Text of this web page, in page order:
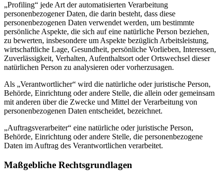
„Profiling“ jede Art der automatisierten Verarbeitung
personenbezogener Daten, die darin besteht, dass diese
personenbezogenen Daten verwendet werden, um bestimmte
persönliche Aspekte, die sich auf eine natürliche Person beziehen,
zu bewerten, insbesondere um Aspekte bezüglich Arbeitsleistung,
wirtschaftliche Lage, Gesundheit, persönliche Vorlieben, Interessen,
Zuverlässigkeit, Verhalten, Aufenthaltsort oder Ortswechsel dieser
natürlichen Person zu analysieren oder vorherzusagen.
Als „Verantwortlicher“ wird die natürliche oder juristische Person,
Behörde, Einrichtung oder andere Stelle, die allein oder gemeinsam
mit anderen über die Zwecke und Mittel der Verarbeitung von
personenbezogenen Daten entscheidet, bezeichnet.
„Auftragsverarbeiter“ eine natürliche oder juristische Person,
Behörde, Einrichtung oder andere Stelle, die personenbezogene
Daten im Auftrag des Verantwortlichen verarbeitet.
Maßgebliche Rechtsgrundlagen